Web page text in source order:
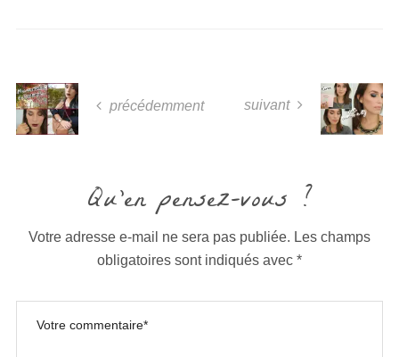
précédemment suivant
Qu'en pensez-vous ?
Votre adresse e-mail ne sera pas publiée. Les champs
obligatoires sont indiqués avec *